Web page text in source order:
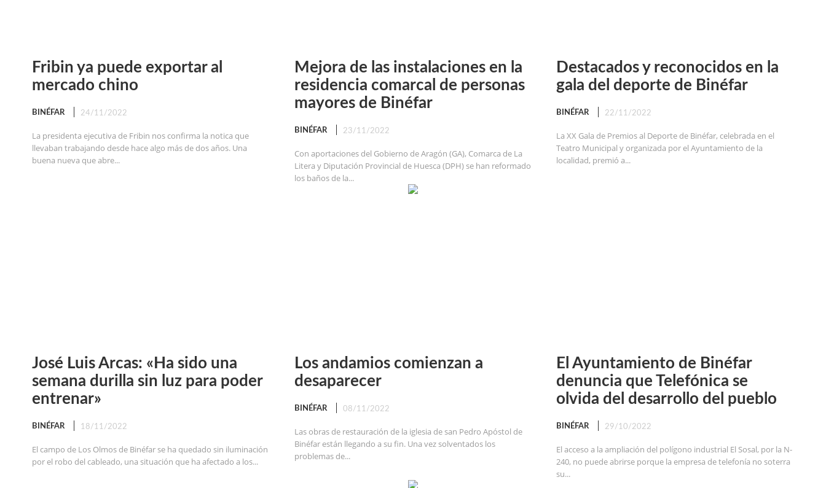
Fribin ya puede exportar al
mercado chino
BINÉFAR 24/11/2022
La presidenta ejecutiva de Fribin nos confirma la notica que
llevaban trabajando desde hace algo más de dos años. Una
buena nueva que abre...
Mejora de las instalaciones en la
residencia comarcal de personas
mayores de Binéfar
BINÉFAR 23/11/2022
Con aportaciones del Gobierno de Aragón (GA), Comarca de La
Litera y Diputación Provincial de Huesca (DPH) se han reformado
los baños de la...
Destacados y reconocidos en la
gala del deporte de Binéfar
BINÉFAR 22/11/2022
La XX Gala de Premios al Deporte de Binéfar, celebrada en el
Teatro Municipal y organizada por el Ayuntamiento de la
localidad, premió a...
José Luis Arcas: «Ha sido una
semana durilla sin luz para poder
entrenar»
BINÉFAR 18/11/2022
El campo de Los Olmos de Binéfar se ha quedado sin iluminación
por el robo del cableado, una situación que ha afectado a los...
Los andamios comienzan a
desaparecer
BINÉFAR 08/11/2022
Las obras de restauración de la iglesia de san Pedro Apóstol de
Binéfar están llegando a su fin. Una vez solventados los
problemas de...
El Ayuntamiento de Binéfar
denuncia que Telefónica se
olvida del desarrollo del pueblo
BINÉFAR 29/10/2022
El acceso a la ampliación del polígono industrial El Sosal, por la N-
240, no puede abrirse porque la empresa de telefonía no soterra
su...